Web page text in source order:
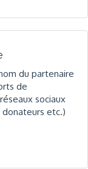
du partenaire
de
sociaux
etc.)